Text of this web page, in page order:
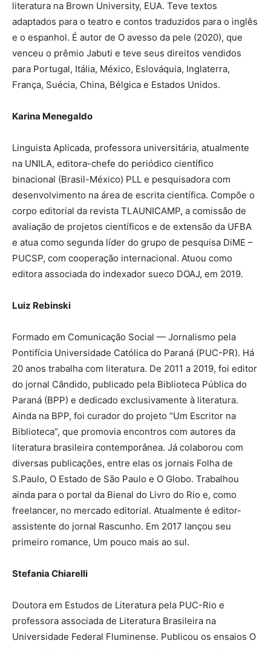
literatura na Brown University, EUA. Teve textos
adaptados para o teatro e contos traduzidos para o inglês
e o espanhol. É autor de O avesso da pele (2020), que
venceu o prêmio Jabuti e teve seus direitos vendidos
para Portugal, Itália, México, Eslováquia, Inglaterra,
França, Suécia, China, Bélgica e Estados Unidos.
Karina Menegaldo
Linguista Aplicada, professora universitária, atualmente
na UNILA, editora-chefe do periódico científico
binacional (Brasil-México) PLL e pesquisadora com
desenvolvimento na área de escrita científica. Compõe o
corpo editorial da revista TLAUNICAMP, a comissão de
avaliação de projetos científicos e de extensão da UFBA
e atua como segunda líder do grupo de pesquisa DiME –
PUCSP, com cooperação internacional. Atuou como
editora associada do indexador sueco DOAJ, em 2019.
Luiz Rebinski
Formado em Comunicação Social — Jornalismo pela
Pontifícia Universidade Católica do Paraná (PUC-PR). Há
20 anos trabalha com literatura. De 2011 a 2019, foi editor
do jornal Cândido, publicado pela Biblioteca Pública do
Paraná (BPP) e dedicado exclusivamente à literatura.
Ainda na BPP, foi curador do projeto “Um Escritor na
Biblioteca”, que promovia encontros com autores da
literatura brasileira contemporânea. Já colaborou com
diversas publicações, entre elas os jornais Folha de
S.Paulo, O Estado de São Paulo e O Globo. Trabalhou
ainda para o portal da Bienal do Livro do Rio e, como
freelancer, no mercado editorial. Atualmente é editor-
assistente do jornal Rascunho. Em 2017 lançou seu
primeiro romance, Um pouco mais ao sul.
Stefania Chiarelli
Doutora em Estudos de Literatura pela PUC-Rio e
professora associada de Literatura Brasileira na
Universidade Federal Fluminense. Publicou os ensaios O